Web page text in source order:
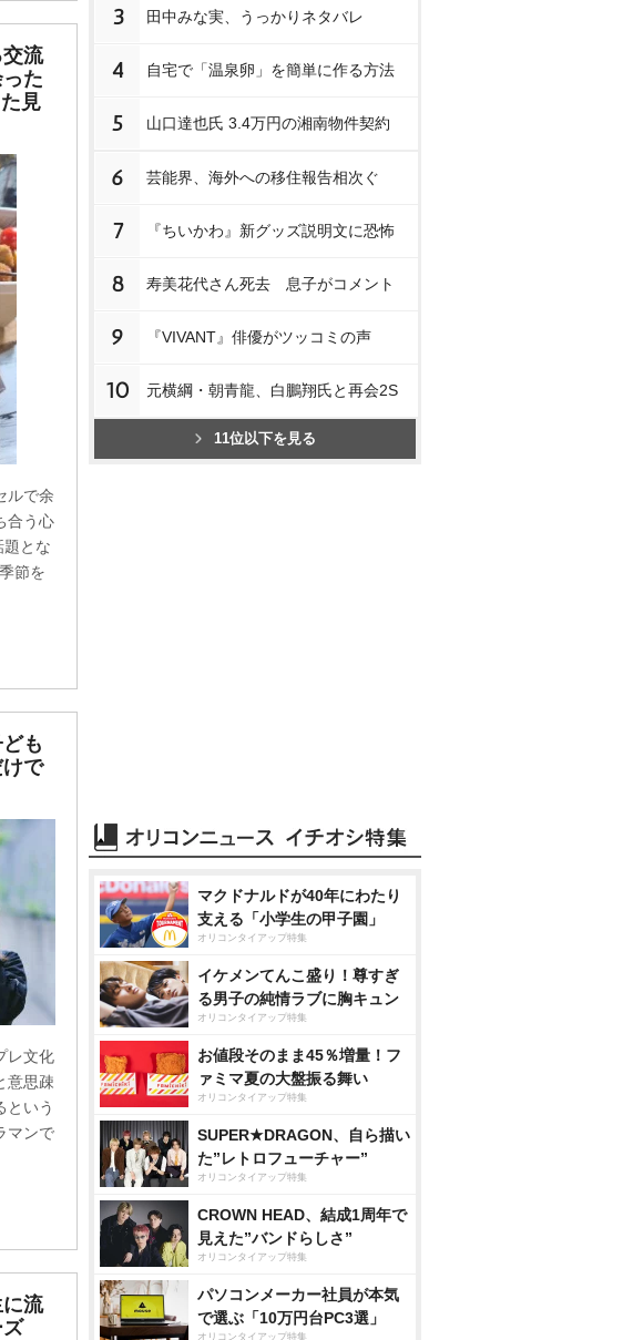
流
た
見
ルで余
合う心
とな
節を
も
で
レ文化
意思疎
という
マンで
に流
3 田中みな実、うっかりネタバレ
4 自宅で「温泉卵」を簡単に作る方法
5 山口達也氏 3.4万円の湘南物件契約
6 芸能界、海外への移住報告相次ぐ
7 『ちいかわ』新グッズ説明文に恐怖
8 寿美花代さん死去 息子がコメント
9 『VIVANT』俳優がツッコミの声
10 元横綱・朝青龍、白鵬翔氏と再会2S
11位以下を見る
マクドナルドが40年にわたり
支える「小学生の甲子園」
オリコンタイアップ特集
イケメンてんこ盛り！尊すぎ
る男子の純情ラブに胸キュン
オリコンタイアップ特集
お値段そのまま45％増量！フ
ァミマ夏の大盤振る舞い
オリコンタイアップ特集
SUPER★DRAGON、自ら描い
た”レトロフューチャー”
オリコンタイアップ特集
CROWN HEAD、結成1周年で
見えた”バンドらしさ”
オリコンタイアップ特集
パソコンメーカー社員が本気
で選ぶ「10万円台PC3選」
オリコンタイアップ特集